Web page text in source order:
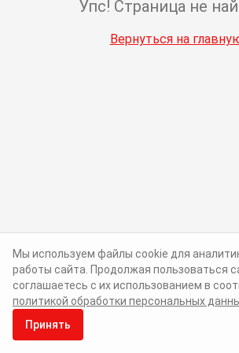
Упс! Страница не
Вернуться на
Мы используем файлы cookie для
работы сайта. Продолжая пользоваться
соглашаетесь с их использованием в
политикой обработки персональных
Принять